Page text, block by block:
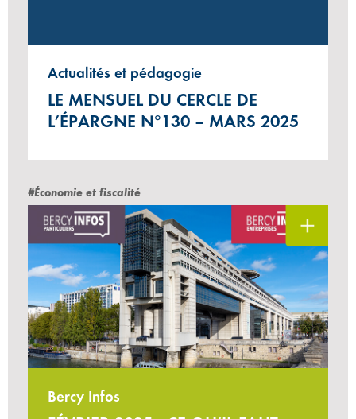
Actualités et pédagogie
LE MENSUEL DU CERCLE DE
L’ÉPARGNE N°130 – MARS 2025
#Économie et fiscalité
Bercy Infos